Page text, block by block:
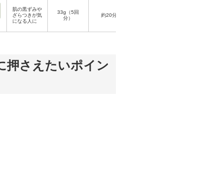
肌の黒ずみや
ざらつきが気
になる人に
33g（5回
分）
約20分
押さえたいポイン